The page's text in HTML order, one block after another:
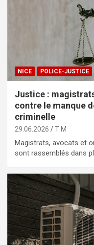
NICE POLICE-JUSTICE
Justice :
contre le manque
criminelle
29.06.2026 T M
Magistrats, avocats et
sont rassemblés dans